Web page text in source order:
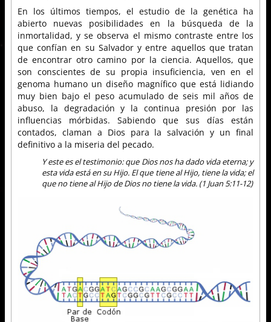
En los últimos tiempos, el estudio de la genética ha
abierto nuevas posibilidades en la búsqueda de la
inmortalidad, y se observa el mismo contraste entre los
que confían en su Salvador y entre aquellos que tratan
de encontrar otro camino por la ciencia. Aquellos, que
son conscientes de su propia insuficiencia, ven en el
genoma humano un diseño magnífico que está lidiando
muy bien bajo el peso acumulado de seis mil años de
abuso, la degradación y la continua presión por las
influencias mórbidas. Sabiendo que sus días están
contados, claman a Dios para la salvación y un final
definitivo a la miseria del pecado.
Y este es el testimonio: que Dios nos ha dado vida eterna; y
esta vida está en su Hijo. El que tiene al Hijo, tiene la vida; el
que no tiene al Hijo de Dios no tiene la vida. (1 Juan 5:11-12)